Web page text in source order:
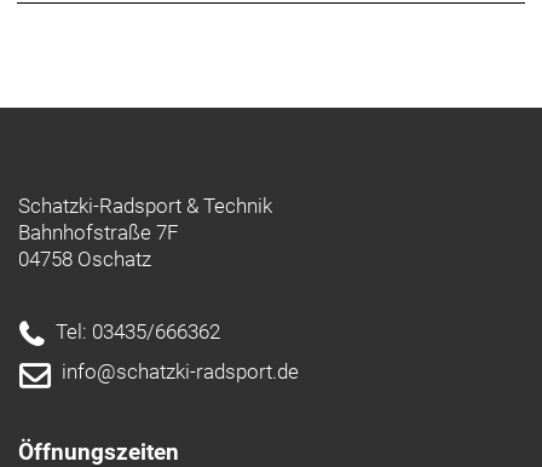
Schatzki-Radsport & Technik
Bahnhofstraße 7F
04758 Oschatz
Tel: 03435/666362
info@schatzki-radsport.de
Öffnungszeiten